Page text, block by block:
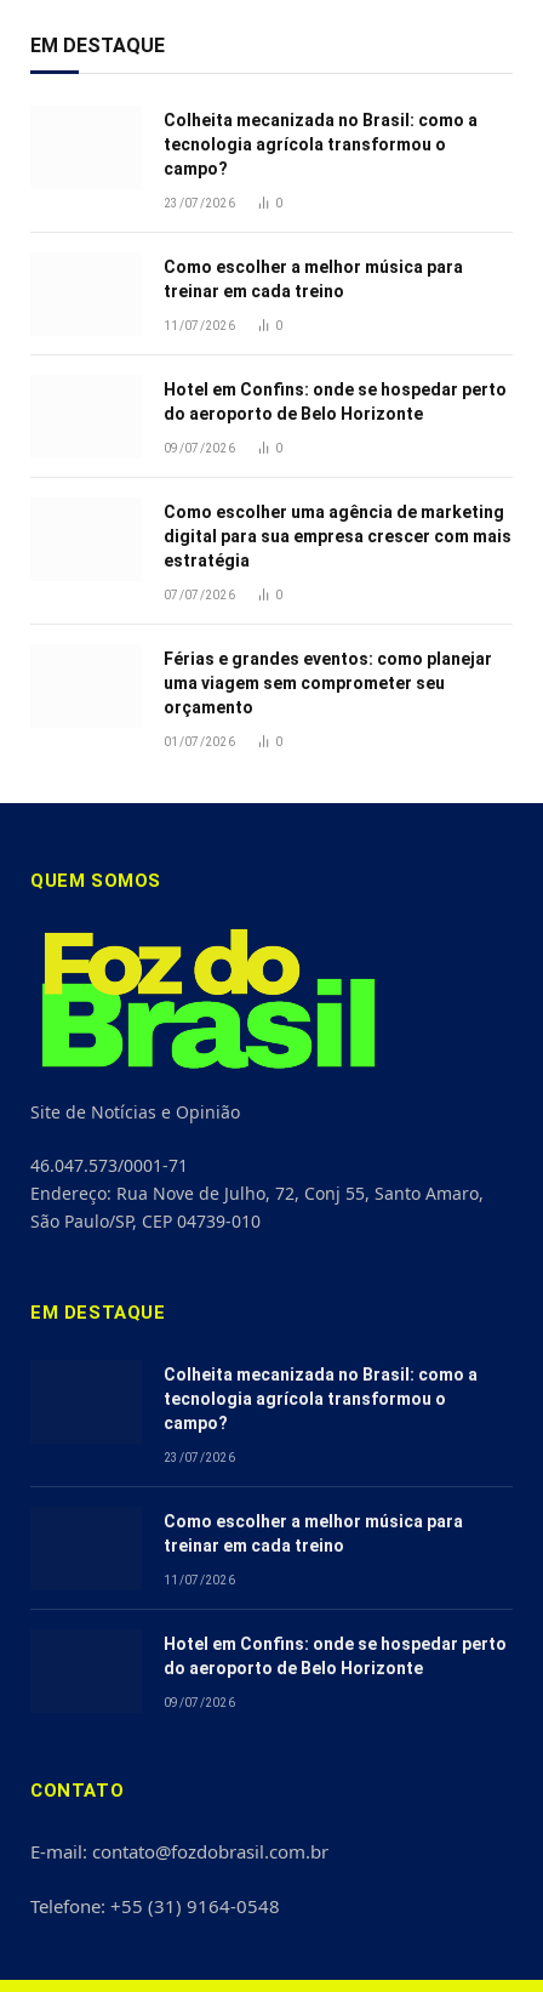
EM DESTAQUE
Colheita mecanizada no Brasil: como a
tecnologia agrícola transformou o
campo?
23/07/2026 0
Como escolher a melhor música para
treinar em cada treino
11/07/2026 0
Hotel em Confins: onde se hospedar perto
do aeroporto de Belo Horizonte
09/07/2026 0
Como escolher uma agência de marketing
digital para sua empresa crescer com mais
estratégia
07/07/2026 0
Férias e grandes eventos: como planejar
uma viagem sem comprometer seu
orçamento
01/07/2026 0
QUEM SOMOS
Site de Notícias e Opinião
46.047.573/0001-71
Endereço: Rua Nove de Julho, 72, Conj 55, Santo Amaro,
São Paulo/SP, CEP 04739-010
EM DESTAQUE
Colheita mecanizada no Brasil: como a
tecnologia agrícola transformou o
campo?
23/07/2026
Como escolher a melhor música para
treinar em cada treino
11/07/2026
Hotel em Confins: onde se hospedar perto
do aeroporto de Belo Horizonte
09/07/2026
CONTATO
E-mail: contato@fozdobrasil.com.br
Telefone: +55 (31) 9164-0548